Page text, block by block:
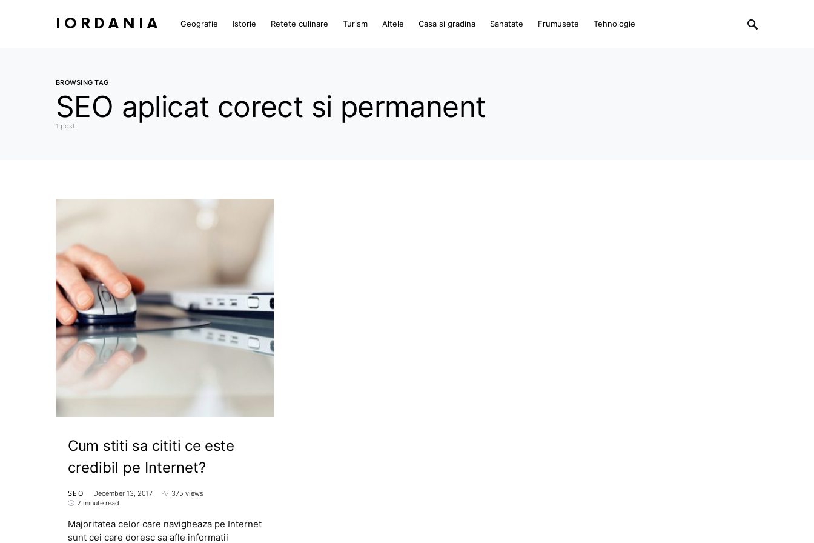
IORDANIA Geografie Istorie Retete culinare Turism Altele Casa si gradina Sanatate Frumusete Tehnologie
BROWSING TAG
SEO aplicat corect si permanent
1 post
Cum stiti sa cititi ce este
credibil pe Internet?
SEO December 13, 2017
375 views
2 minute read
Majoritatea celor care navigheaza pe Internet
sunt cei care doresc sa afle informatii